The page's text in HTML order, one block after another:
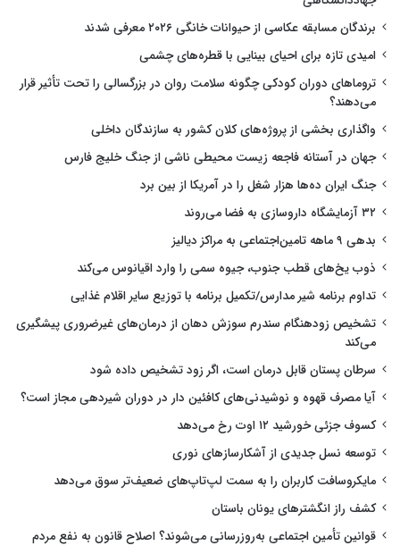
برندگان مسابقه عکاسی از حیوانات خانگی ۲۰۲۶ معرفی شدند
امیدی تازه برای احیای بینایی با قطره‌های چشمی
تروماهای دوران کودکی چگونه سلامت روان در بزرگسالی را تحت تأثیر قرار
می‌دهند؟
واگذاری بخشی از پروژه‌های کلان کشور به سازندگان داخلی
جهان در آستانه فاجعه زیست محیطی ناشی از جنگ خلیج فارس
جنگ ایران ده‌ها هزار شغل را در آمریکا از بین برد
۳۲ آزمایشگاه داروسازی به فضا می‌روند
بدهی ۹ ماهه تامین‌اجتماعی به مراکز دیالیز
ذوب یخ‌های قطب جنوب، جیوه سمی را وارد اقیانوس می‌کند
تداوم برنامه شیر مدارس/تکمیل برنامه با توزیع سایر اقلام غذایی
تشخیص زودهنگام سندرم سوزش دهان از درمان‌های غیرضروری پیشگیری
می‌کند
سرطان پستان قابل درمان است، اگر زود تشخیص داده شود
آیا مصرف قهوه و نوشیدنی‌های کافئین دار در دوران شیردهی مجاز است؟
کسوف جزئی خورشید ۱۲ اوت رخ می‌دهد
توسعه نسل جدیدی از آشکارسازهای نوری
مایکروسافت کاربران را به سمت لپ‌تاپ‌های ضعیف‌تر سوق می‌دهد
کشف راز انگشترهای یونان باستان
قوانین تأمین اجتماعی به‌روزرسانی می‌شوند؟ اصلاح قانون به نفع مردم